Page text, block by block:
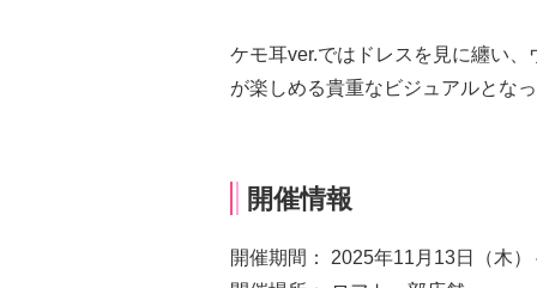
ケモ耳ver.ではドレスを見に纏い
が楽しめる貴重なビジュアルとな
開催情報
開催期間： 2025年11月13日（木）